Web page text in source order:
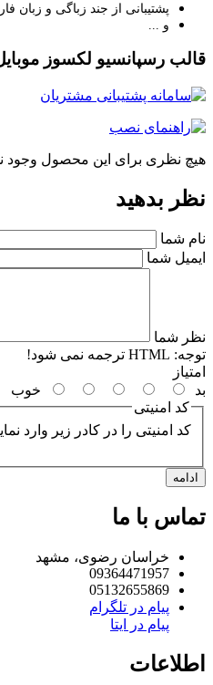
پشتیبانی از جند زباگی و زبان
و ...
قالب رسپانسیو لکسوز
هیچ نظری برای این محصول وجود
نظر بدهید
نام شما
ایمیل شما
نظر شما
توجه:
امتیاز
بد
خوب
کد امنیتی
کد امنیتی را در کادر زیر وارد
ادامه
تماس با ما
خراسان رضوی، مشهد
09364471957
05132655869
پیام در تلگرام
پیام در ایتا
اطلاعات